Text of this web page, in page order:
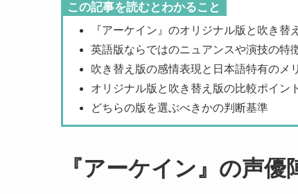
この記事を読むとわかること
『アーケイン』のオリジナル版と吹き替
英語版ならではのニュアンスや演技の特
吹き替え版の感情表現と日本語特有のメ
オリジナル版と吹き替え版の比較ポイント
どちらの版を選ぶべきかの判断基準
『アーケイン』の声